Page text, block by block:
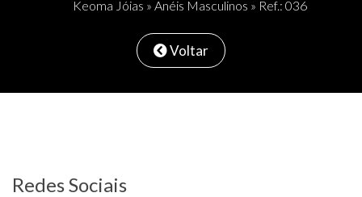
Keoma Jóias » Anéis Masculinos » Ref.: 036
Voltar
Redes Sociais